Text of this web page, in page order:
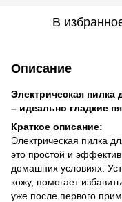
В
Описание
Электрическая пилка
– идеально гладкие
Краткое описание:
Электрическая пилка
это простой и
домашних условиях.
кожу, помогает
уже после первого